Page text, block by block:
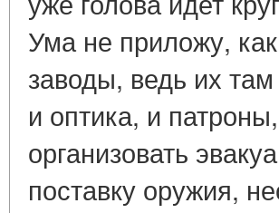
Ума не приложу,
заводы, ведь их
и оптика, и
организовать
поставку оружия,